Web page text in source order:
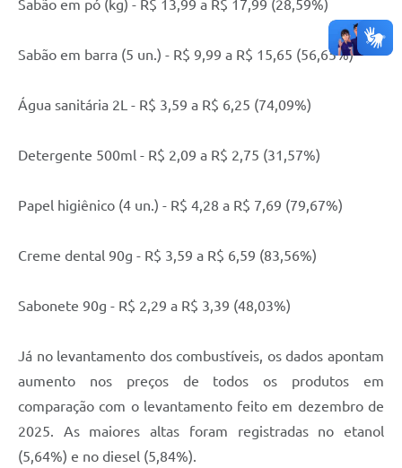
Sabão em pó (kg) - R$ 13,99 a R$ 17,99 (28,59%)
Sabão em barra (5 un.) - R$ 9,99 a R$ 15,65 (56,65%)
Água sanitária 2L - R$ 3,59 a R$ 6,25 (74,09%)
Detergente 500ml - R$ 2,09 a R$ 2,75 (31,57%)
Papel higiênico (4 un.) - R$ 4,28 a R$ 7,69 (79,67%)
Creme dental 90g - R$ 3,59 a R$ 6,59 (83,56%)
Sabonete 90g - R$ 2,29 a R$ 3,39 (48,03%)
Já no levantamento dos combustíveis, os dados apontam
aumento nos preços de todos os produtos em
comparação com o levantamento feito em dezembro de
2025. As maiores altas foram registradas no etanol
(5,64%) e no diesel (5,84%).